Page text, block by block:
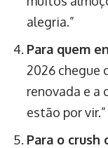
alegria.”
Para quem
2026 chegue
renovada e a
estão por vir.”
Para o crush